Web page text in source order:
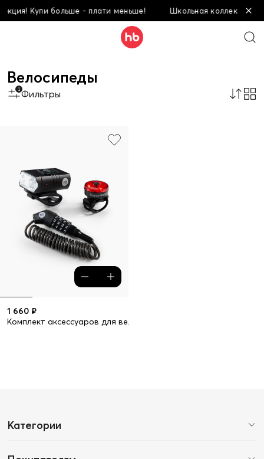
Купи больше - плати меньше! Школьная коллекция!
Велосипеды
1 Фильтры
1 660 ₽
Комплект аксессуаров для велосипеда
Категории